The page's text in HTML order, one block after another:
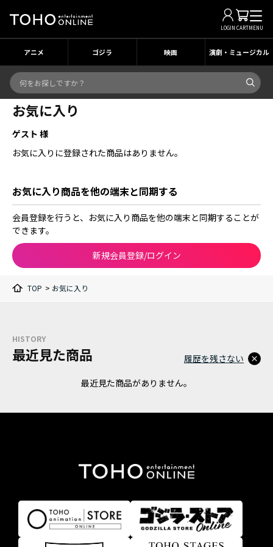
LOGIN CARTMENU
アニメ ゴジラ 映画 演劇・ミュージカル
お気に入り
ゲスト 様
お気に入りに登録された商品はありません。
お気に入り商品を他の端末と同期する
会員登録を行うと、お気に入り商品を他の端末と同期することが
できます。
新規会員登録/ログイン
TOP > お気に入り
HISTORY
最近見た商品
最近見た商品がありません。
履歴を残さない